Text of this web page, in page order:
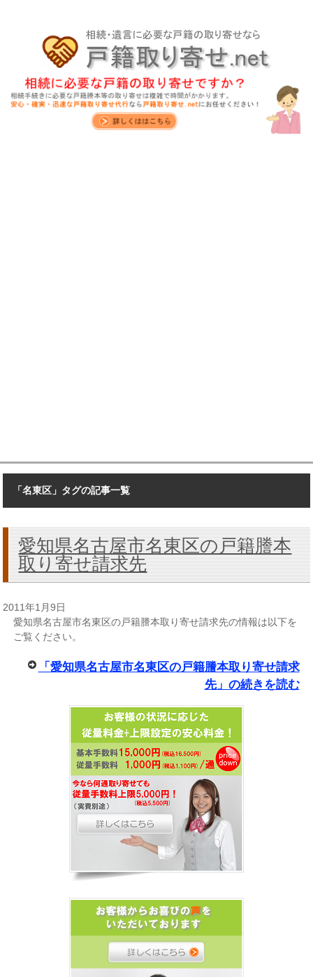
「名東区」タグの記事一覧
愛知県名古屋市名東区の戸籍謄本
取り寄せ請求先
2011年1月9日
愛知県名古屋市名東区の戸籍謄本取り寄せ請求先の情報は以下を
ご覧ください。
「愛知県名古屋市名東区の戸籍謄本取り寄せ請求
先」の続きを読む